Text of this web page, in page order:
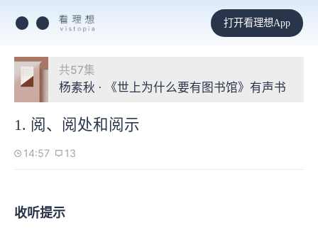
打开看理想App
共57集
杨素秋 · 《世上为什么要有图书馆》有声书
1. 阅、阅处和阅示
14:57 13
收听提示